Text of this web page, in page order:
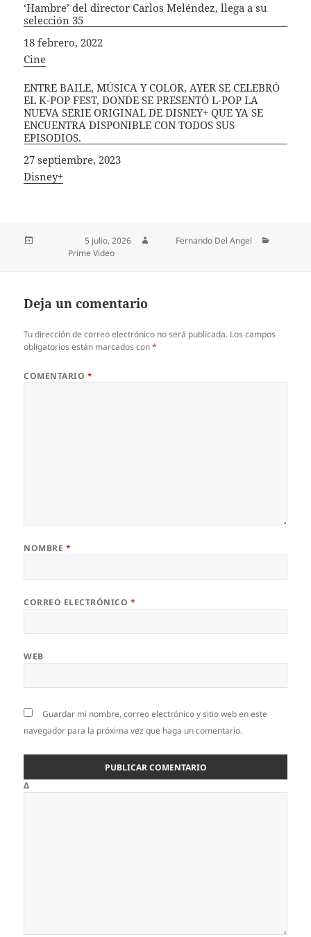
‘Hambre’ del director Carlos Meléndez, llega a su
selección 35
Fecha
18 febrero, 2022
In relation to
Cine
ENTRE BAILE, MÚSICA Y COLOR, AYER SE CELEBRÓ
EL K-POP FEST, DONDE SE PRESENTÓ L-POP LA
NUEVA SERIE ORIGINAL DE DISNEY+ QUE YA SE
ENCUENTRA DISPONIBLE CON TODOS SUS
EPISODIOS.
Fecha
27 septiembre, 2023
In relation to
Disney+
Publicado el5 julio, 2026
Fernando Del Angel
Prime Video
Deja un comentario
Tu dirección de correo electrónico no será publicada. Los campos
obligatorios están marcados con*
COMENTARIO *
NOMBRE *
CORREO ELECTRÓNICO *
WEB
Guardar mi nombre, correo electrónico y sitio web en este
navegador para la próxima vez que haga un comentario.
Δ